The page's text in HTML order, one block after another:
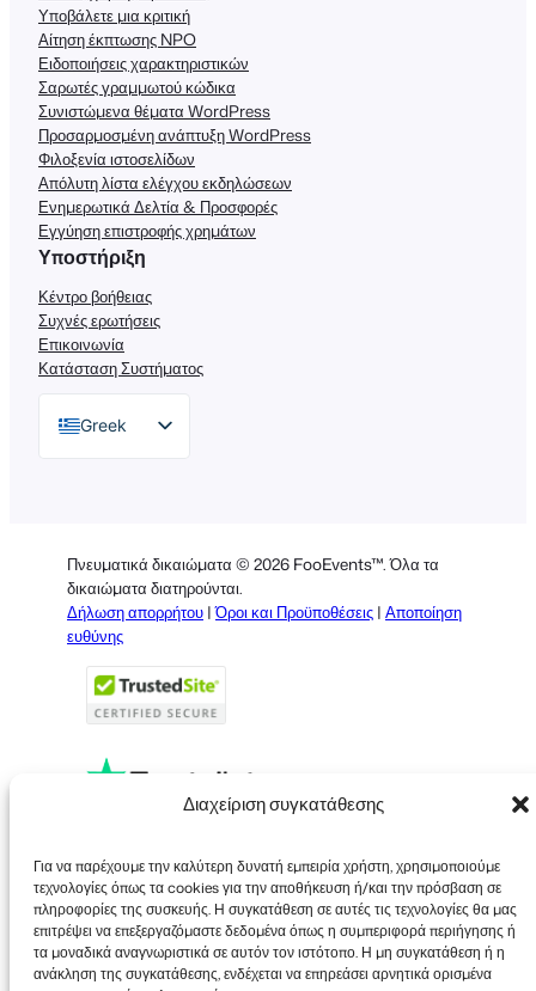
Διαχείριση συγκατάθεσης
Για να παρέχουμε την καλύτερη δυνατή εμπειρία χρήστη, χρησιμοποιούμε
τεχνολογίες όπως τα cookies για την αποθήκευση ή/και την πρόσβαση σε
πληροφορίες της συσκευής. Η συγκατάθεση σε αυτές τις τεχνολογίες θα μας
επιτρέψει να επεξεργαζόμαστε δεδομένα όπως η συμπεριφορά περιήγησης ή
τα μοναδικά αναγνωριστικά σε αυτόν τον ιστότοπο. Η μη συγκατάθεση ή η
ανάκληση της συγκατάθεσης, ενδέχεται να επηρεάσει αρνητικά ορισμένα
Υποβάλετε μια κριτική
Αίτηση έκπτωσης NPO
Ειδοποιήσεις χαρακτηριστικών
Σαρωτές γραμμωτού κώδικα
Συνιστώμενα θέματα WordPress
Προσαρμοσμένη ανάπτυξη WordPress
Φιλοξενία ιστοσελίδων
Απόλυτη λίστα ελέγχου εκδηλώσεων
Ενημερωτικά Δελτία & Προσφορές
Εγγύηση επιστροφής χρημάτων
Υποστήριξη
Κέντρο βοήθειας
Συχνές ερωτήσεις
Επικοινωνία
Κατάσταση Συστήματος
Greek
English
Spanish
Italian
Portuguese
French
Πνευματικά δικαιώματα © 2026 FooEvents™. Όλα τα
δικαιώματα διατηρούνται.
Δήλωση απορρήτου |Όροι και Προϋποθέσεις | Αποποίηση
ευθύνης
X